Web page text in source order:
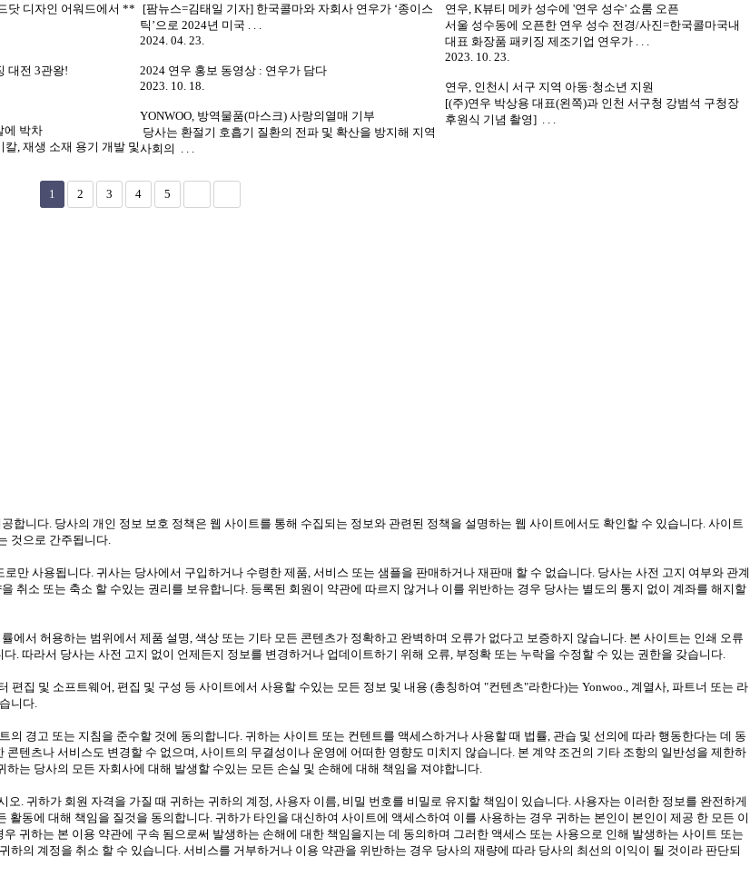
닷 디자인 어워드에서 **
[팜뉴스=김태일 기자] 한국콜마와 자회사 연우가 ‘종이스
틱’으로 2024년 미국 . . .
연우, K뷰티 메카 성수에 '연우 성수' 쇼룸 오픈
서울 성수동에 오픈한 연우 성수 전경/사진=한국콜마국내
대표 화장품 패키징 제조기업 연우가 . . .
대전 3관왕!
2024. 04. 23.
2024 연우 홍보 동영상 : 연우가 담다
2023. 10. 23.
연우, 인천시 서구 지역 아동·청소년 지원
[(주)연우 박상용 대표(왼쪽)과 인천 서구청 강범석 구청장
후원식 기념 촬영] . . .
2023. 10. 18.
YONWOO, 방역물품(마스크) 사랑의열매 기부
당사는 환절기 호흡기 질환의 전파 및 확산을 방지해 지역
사회의 . . .
에 박차
, 재생 소재 용기 개발 및
1 2 3 4 5
니다. 당사의 개인 정보 보호 정책은 웹 사이트를 통해 수집되는 정보와 관련된 정책을 설명하는 웹 사이트에서도 확인할 수 있습니다. 사이트
것으로 간주됩니다.
만 사용됩니다. 귀사는 당사에서 구입하거나 수령한 제품, 서비스 또는 샘플을 판매하거나 재판매 할 수 없습니다. 당사는 사전 고지 여부와 관계
취소 또는 축소 할 수있는 권리를 보유합니다. 등록된 회원이 약관에 따르지 않거나 이를 위반하는 경우 당사는 별도의 통지 없이 계좌를 해지할
서 허용하는 범위에서 제품 설명, 색상 또는 기타 모든 콘텐츠가 정확하고 완벽하며 오류가 없다고 보증하지 않습니다. 본 사이트는 인쇄 오류
. 따라서 당사는 사전 고지 없이 언제든지 정보를 변경하거나 업데이트하기 위해 오류, 부정확 또는 누락을 수정할 수 있는 권한을 갖습니다.
집 및 소프트웨어, 편집 및 구성 등 사이트에서 사용할 수있는 모든 정보 및 내용 (총칭하여 "컨텐츠"라한다)는 Yonwoo., 계열사, 파트너 또는 라
니다.
경고 또는 지침을 준수할 것에 동의합니다. 귀하는 사이트 또는 컨텐트를 액세스하거나 사용할 때 법률, 관습 및 선의에 따라 행동한다는 데 동
텐츠나 서비스도 변경할 수 없으며, 사이트의 무결성이나 운영에 어떠한 영향도 미치지 않습니다. 본 계약 조건의 기타 조항의 일반성을 제한하
는 당사의 모든 자회사에 대해 발생할 수있는 모든 손실 및 손해에 대해 책임을 져야합니다.
. 귀하가 회원 자격을 가질 때 귀하는 귀하의 계정, 사용자 이름, 비밀 번호를 비밀로 유지할 책임이 있습니다. 사용자는 이러한 정보를 완전하게
동에 대해 책임을 질것을 동의합니다. 귀하가 타인을 대신하여 사이트에 액세스하여 이를 사용하는 경우 귀하는 본인이 본인이 제공 한 모든 이
귀하는 본 이용 약관에 구속 됨으로써 발생하는 손해에 대한 책임을지는 데 동의하며 그러한 액세스 또는 사용으로 인해 발생하는 사이트 또는
의 계정을 취소 할 수 있습니다. 서비스를 거부하거나 이용 약관을 위반하는 경우 당사의 재량에 따라 당사의 최선의 이익이 될 것이라 판단되